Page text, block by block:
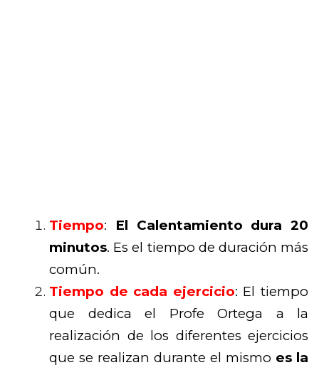
Tiempo: El Calentamiento dura 20
minutos. Es el tiempo de duración más
común.
Tiempo de cada ejercicio: El tiempo
que dedica el Profe Ortega a la
realización de los diferentes ejercicios
que se realizan durante el mismo es la